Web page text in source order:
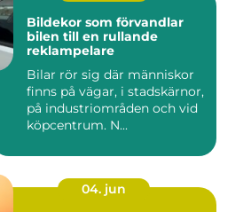
Bildekor som förvandlar
bilen till en rullande
reklampelare
Bilar rör sig där människor
finns på vägar, i stadskärnor,
på industriområden och vid
köpcentrum. N...
04. jun